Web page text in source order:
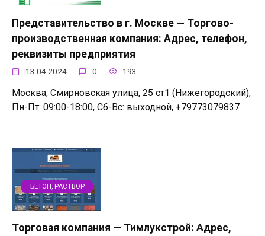
Представительство в г. Москве — Торгово-
производственная компания: Адрес, телефон,
реквизиты предприятия
13.04.2024 0 193
Москва, Смирновская улица, 25 ст1 (Нижегородский),
Пн-Пт: 09:00-18:00, Сб-Вс: выходной, +79773079837
БЕТОН, РАСТВОР
Торговая компания — Тимлукстрой: Адрес,